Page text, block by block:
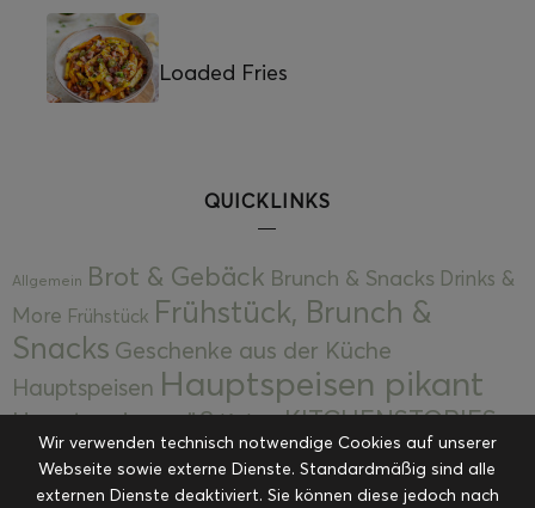
Loaded Fries
QUICKLINKS
Allgemein Brot & Gebäck Brunch & Snacks Drinks &
More Frühstück Frühstück, Brunch &
Snacks Geschenke aus der Küche
Hauptspeisen Hauptspeisen pikant
Hauptspeisen süßKekseKITCHENSTORIES
Kuchen, Torten & Desserts Kuchen und
Desserts Kulinarik Kulinarische Mitbringsel &
Wir verwenden technisch notwendige Cookies auf unserer
Webseite sowie externe Dienste. Standardmäßig sind alle
externen Dienste deaktiviert. Sie können diese jedoch nach